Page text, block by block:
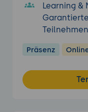
Learning &
Präsenz